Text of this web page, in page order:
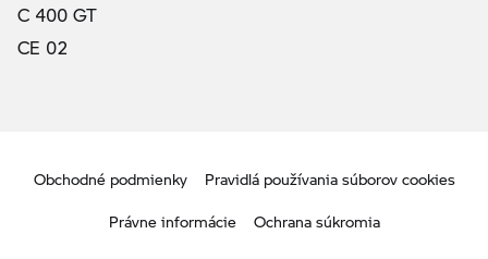
C 400 GT
CE 02
Obchodné podmienky
Pravidlá používania súborov cookies
Právne informácie
Ochrana súkromia